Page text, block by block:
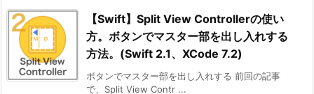
【Swift】Split View Controllerの使い
方。ボタンでマスター部を出し入れする
方法。(Swift 2.1、XCode 7.2)
ボタンでマスター部を出し入れする 前回の記事
で、Split View Contr ...